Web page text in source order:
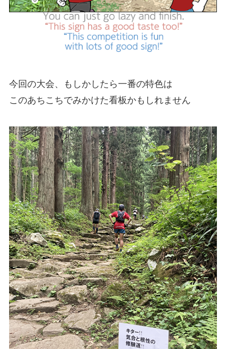
今回の大会、もしかしたら一番の特色は
このあちこちでみかけた看板かもしれません